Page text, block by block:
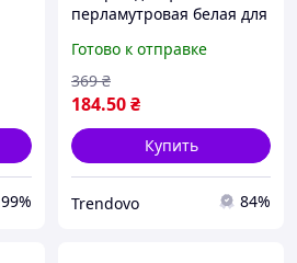
99%
перламутровая белая для
оформления на
праздники и фотосессии
Готово к отправке
184.50₴
369 ₴
Купить
Trendovo 84%